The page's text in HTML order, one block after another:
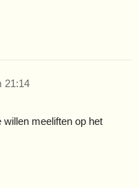
21:14
willen meeliften op het